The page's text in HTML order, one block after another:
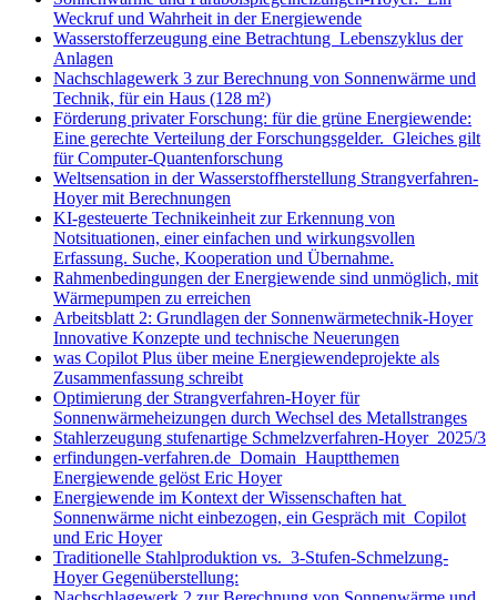
Weckruf und Wahrheit in der Energiewende
Wasserstofferzeugung eine Betrachtung Lebenszyklus der
Anlagen
Nachschlagewerk 3 zur Berechnung von Sonnenwärme und
Technik, für ein Haus (128 m²)
Förderung privater Forschung: für die grüne Energiewende:
Eine gerechte Verteilung der Forschungsgelder. Gleiches gilt
für Computer-Quantenforschung
Weltsensation in der Wasserstoffherstellung Strangverfahren-
Hoyer mit Berechnungen
KI-gesteuerte Technikeinheit zur Erkennung von
Notsituationen, einer einfachen und wirkungsvollen
Erfassung. Suche, Kooperation und Übernahme.
Rahmenbedingungen der Energiewende sind unmöglich, mit
Wärmepumpen zu erreichen
Arbeitsblatt 2: Grundlagen der Sonnenwärmetechnik-Hoyer
Innovative Konzepte und technische Neuerungen
was Copilot Plus über meine Energiewendeprojekte als
Zusammenfassung schreibt
Optimierung der Strangverfahren-Hoyer für
Sonnenwärmeheizungen durch Wechsel des Metallstranges
Stahlerzeugung stufenartige Schmelzverfahren-Hoyer 2025/3
erfindungen-verfahren.de Domain Hauptthemen
Energiewende gelöst Eric Hoyer
Energiewende im Kontext der Wissenschaften hat
Sonnenwärme nicht einbezogen, ein Gespräch mit Copilot
und Eric Hoyer
Traditionelle Stahlproduktion vs. 3-Stufen-Schmelzung-
Hoyer Gegenüberstellung: